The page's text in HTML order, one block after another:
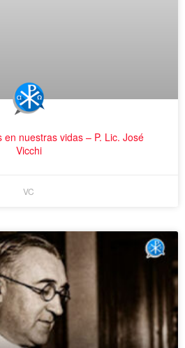
en nuestras vidas – P. Lic. José
Vicchi
VC